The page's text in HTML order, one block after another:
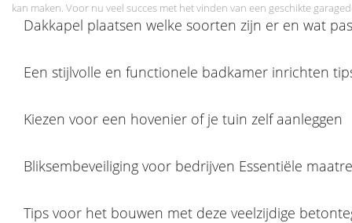
kan maken. Voor nu veel succes met het vinden van een geschikte
Dakkapel plaatsen welke soorten zijn er en wat
Een stijlvolle en functionele badkamer inrichten
Kiezen voor een hovenier of je tuin zelf aanleggen
Bliksembeveiliging voor bedrijven Essentiële
Tips voor het bouwen met deze veelzijdige